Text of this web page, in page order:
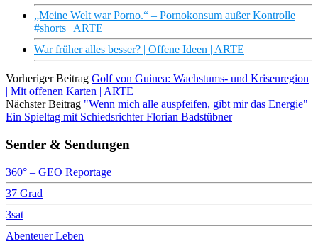
„Meine Welt war Porno.“ – Pornokonsum außer Kontrolle
#shorts | ARTE
War früher alles besser? | Offene Ideen | ARTE
Vorheriger Beitrag Golf von Guinea: Wachstums- und Krisenregion
| Mit offenen Karten | ARTE
Nächster Beitrag "Wenn mich alle auspfeifen, gibt mir das Energie"
Ein Spieltag mit Schiedsrichter Florian Badstübner
Sender & Sendungen
360° – GEO Reportage
37 Grad
3sat
Abenteuer Leben